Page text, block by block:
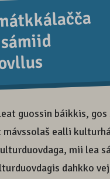
guossin báikkis,
ealli
mii lea
dahkko